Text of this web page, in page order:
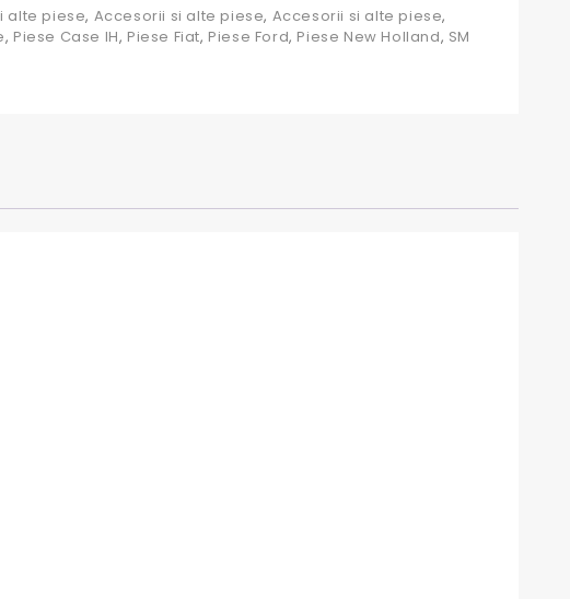
alte piese, Accesorii si alte piese, Accesorii si alte piese,
, Piese Case IH, Piese Fiat, Piese Ford, Piese New Holland, SM